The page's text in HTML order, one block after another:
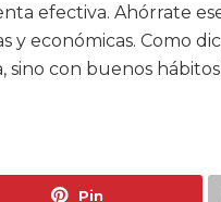
efectiva. Ahórrate
y económicas. Como
sino con buenos
Pin